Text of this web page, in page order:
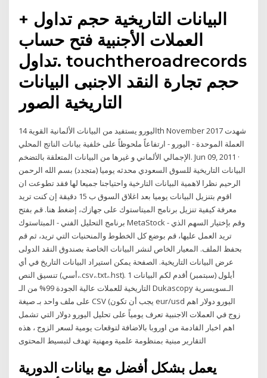
+ البيانات التاريخية حجم تداول
العملات الأجنبية فتح حساب
تداول. touchtheroadrecords
حجم تجارة النقد الاجنبى البيانات
التاريخية الصور
اليورو يستفيد من البيانات الألمانية القوية 14th November 2017 شهدت
العملة الموحدة - اليورو - ارتفاعاً ملحوظاً على خلفية بيانات الناتج المحلي
الإجمالي الألماني و غيرها من البيانات المتعلقة بالتضخم. Jun 09, 2011 ·
البيانات التاريخية للسوق السعودي محدثه يوميا (متجدد) بسم الله الرحمن
الرحيم نظرا لاهمية البيانات التارخية واحتياجنا جميعا لها فقد تطوعت ان
اقوم بتنزيل البيانات يوميا بعد اغلاق السوق ب 15 دقيقة إن كنت تريد
معرفة كيفية تنزيل برنامج الميتاستوك على جهازك، إضغط هنا. قم بفتح
برنامج التحليل الفني - المبتاستوك MetaStock - وقم بإختيار السهم الذي
تريد العمل عليها، قم بوضع كل الخطوط والمنحنيات التي تريد، ثم قم
بحفظ الملف. المعيار الخاص لنشر البيانات الخاصة بصندوق النقد الدولى
عرض البيانات التاريخية. الصفحة يمكن استيراد البيانات التاريخ في أي
تنسيق النص (أسي،.csv،.txt،.hst). 1 أيلول (سبتمبر) أقدم لكم البيانات
التاريخية للعملات عالية الجودة 99% من الـ Dukascopy الـسويسرية
على ملف واحد بـ صيغة CSV (يجب أن تكون eur/usd اليورو دولار اهم
زوج في العملات الاجنبية تعرف يومياً على تحليل اليورو دولار التي تشمل
اهم اخبار القادمة من اوروبا بالاضافة لتوقعات يومية لسعر الزوج ، هذه
التقارير مبنية بمنظومة علمية ومهنية تهدف لتبسيط المحتوى
يعمل بشكل أفضل مع بيانات الدورية